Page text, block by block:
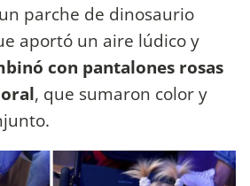
parche de dinosaurio
aportó un aire lúdico y
con pantalones rosas
, que sumaron color y